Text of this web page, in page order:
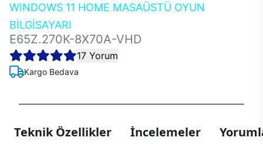
WINDOWS 11 HOME MASAÜSTÜ OYUN
BİLGİSAYARI
E65Z.270K-8X70A-VHD
17 Yorum
Kargo Bedava
Teknik Özellikler İncelemeler